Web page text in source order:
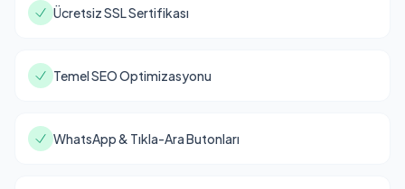
Ücretsiz SSL Sertifikası
Temel SEO Optimizasyonu
WhatsApp & Tıkla-Ara Butonları